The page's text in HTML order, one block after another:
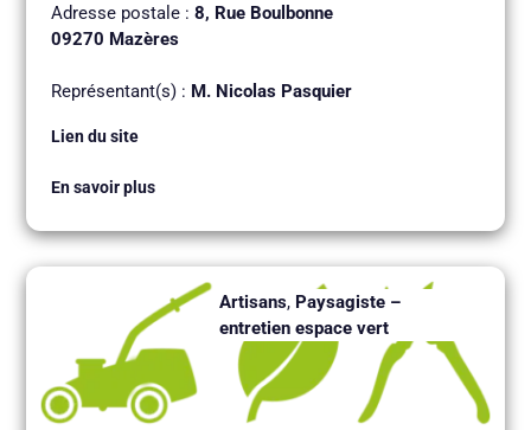
Adresse postale : 8, Rue Boulbonne
09270 Mazères
Représentant(s) : M. Nicolas Pasquier
Lien du site
En savoir plus
Artisans, Paysagiste –
entretien espace vert